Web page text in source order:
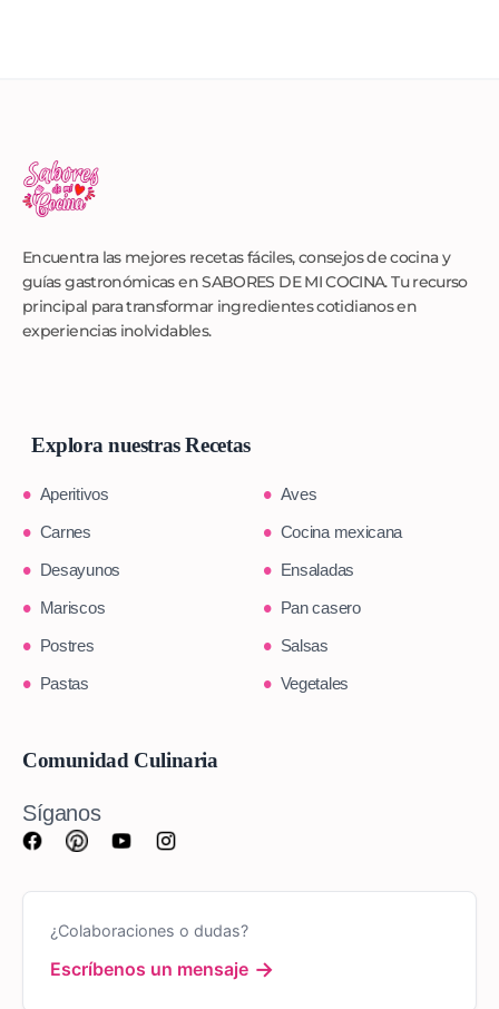
Encuentra las mejores recetas fáciles, consejos de cocina y
guías gastronómicas en SABORES DE MI COCINA. Tu recurso
principal para transformar ingredientes cotidianos en
experiencias inolvidables.
Explora nuestras Recetas
Aperitivos
Aves
Carnes
Cocina mexicana
Desayunos
Ensaladas
Mariscos
Pan casero
Postres
Salsas
Pastas
Vegetales
Comunidad Culinaria
Síganos
¿Colaboraciones o dudas?
Escríbenos un mensaje →